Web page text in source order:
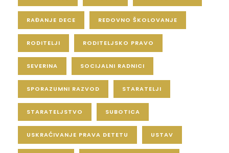
RAĐANJE DECE REDOVNO ŠKOLOVANJE
RODITELJI RODITELJSKO PRAVO
SEVERINA SOCIJALNI RADNICI
SPORAZUMNI RAZVOD STARATELJI
STARATELJSTVO SUBOTICA
USKRAĆIVANJE PRAVA DETETU USTAV